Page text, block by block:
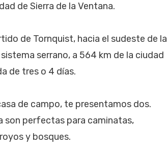
de Sierra de la Ventana.
de Tornquist, hacia el sudeste de la
serrano, a 564 km de la ciudad
de tres o 4 días.
de campo, te presentamos dos.
son perfectas para caminatas,
y bosques.